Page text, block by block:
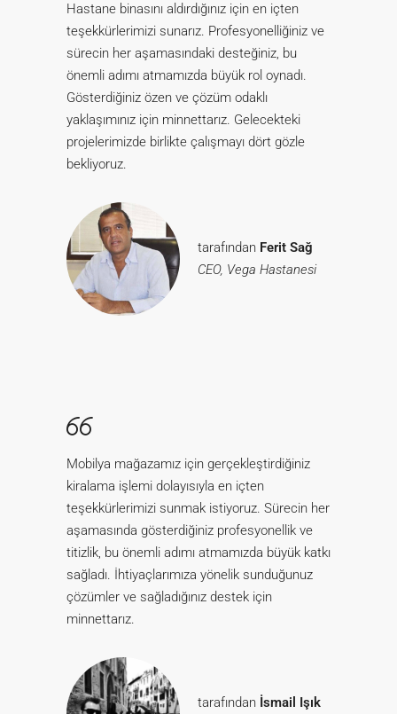
Hastane binasını aldırdığınız için en içten
teşekkürlerimizi sunarız. Profesyonelliğiniz ve
sürecin her aşamasındaki desteğiniz, bu
önemli adımı atmamızda büyük rol oynadı.
Gösterdiğiniz özen ve çözüm odaklı
yaklaşımınız için minnettarız. Gelecekteki
projelerimizde birlikte çalışmayı dört gözle
bekliyoruz.
tarafından Ferit Sağ
CEO, Vega Hastanesi
Mobilya mağazamız için gerçekleştirdiğiniz
kiralama işlemi dolayısıyla en içten
teşekkürlerimizi sunmak istiyoruz. Sürecin her
aşamasında gösterdiğiniz profesyonellik ve
titizlik, bu önemli adımı atmamızda büyük katkı
sağladı. İhtiyaçlarımıza yönelik sunduğunuz
çözümler ve sağladığınız destek için
minnettarız.
tarafından İsmail Işık